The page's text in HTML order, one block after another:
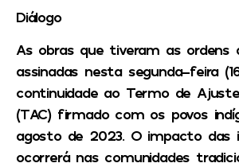
Diálogo
As obras que tiveram as ordens
assinadas nesta segunda-feira
continuidade ao Termo de
(TAC) firmado com os povos
agosto de 2023. O impacto das
ocorrerá nas comunidades